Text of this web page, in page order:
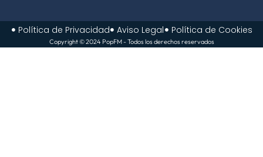
Política de Privacidad Aviso Legal Política de Cookies
Copyright © 2024 PopFM - Todos los derechos reservados